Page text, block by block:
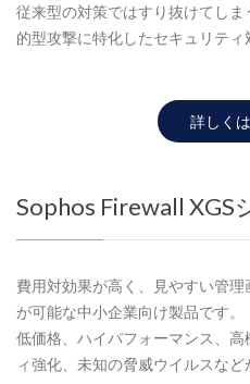
従来型の対策ではすり抜けてし
的型攻撃に特化したセキュリティ
詳しく
Sophos Firewall XGS
費用対効果が高く、見やすい管
が可能な中小企業向け製品です。
低価格、ハイパフォーマンス、
ィ強化、未知の脅威ウイルスなど